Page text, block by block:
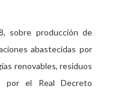
sobre producción de
abastecidas por
renovables, residuos
por el Real Decreto